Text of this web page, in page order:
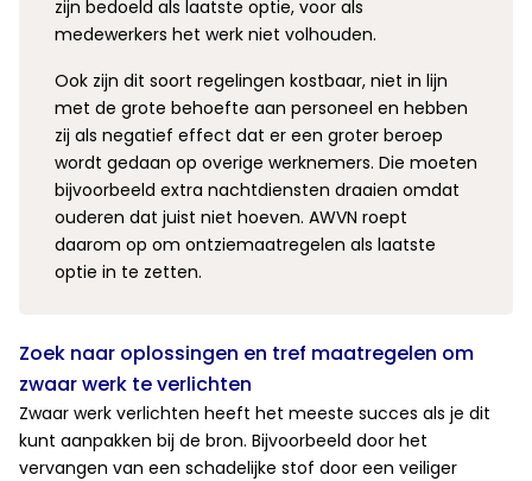
zijn bedoeld als laatste optie, voor als
medewerkers het werk niet volhouden.
Ook zijn dit soort regelingen kostbaar, niet in lijn
met de grote behoefte aan personeel en hebben
zij als negatief effect dat er een groter beroep
wordt gedaan op overige werknemers. Die moeten
bijvoorbeeld extra nachtdiensten draaien omdat
ouderen dat juist niet hoeven. AWVN roept
daarom op om ontziemaatregelen als laatste
optie in te zetten.
Zoek naar oplossingen en tref maatregelen om
zwaar werk te verlichten
Zwaar werk verlichten heeft het meeste succes als je dit
kunt aanpakken bij de bron. Bijvoorbeeld door het
vervangen van een schadelijke stof door een veiliger